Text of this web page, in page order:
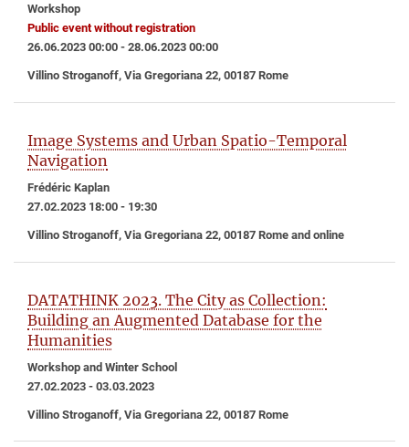
Workshop
Public event without registration
26.06.2023 00:00 - 28.06.2023 00:00
Villino Stroganoff, Via Gregoriana 22, 00187 Rome
Image Systems and Urban Spatio-Temporal
Navigation
Frédéric Kaplan
27.02.2023 18:00 - 19:30
Villino Stroganoff, Via Gregoriana 22, 00187 Rome and online
DATATHINK 2023. The City as Collection:
Building an Augmented Database for the
Humanities
Workshop and Winter School
27.02.2023 - 03.03.2023
Villino Stroganoff, Via Gregoriana 22, 00187 Rome